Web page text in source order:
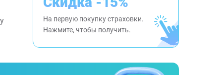
На первую покупку страховки.
Нажмите, чтобы получить.